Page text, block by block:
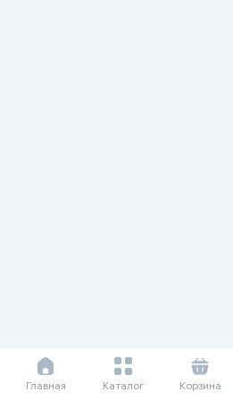
Главная Каталог Корзина